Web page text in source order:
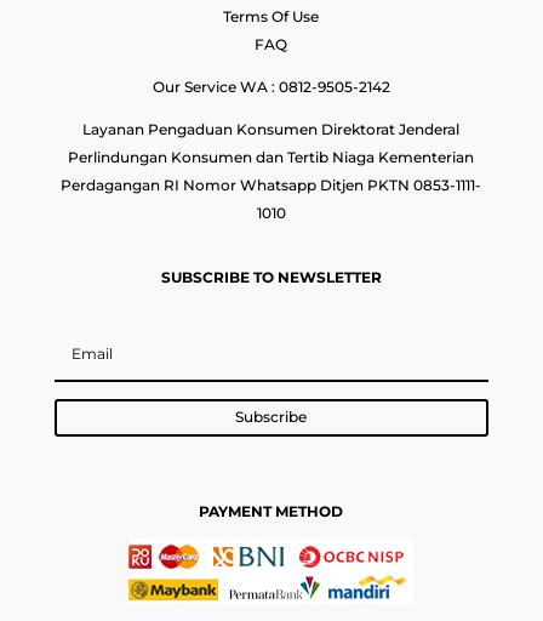
Terms Of Use
FAQ
Our Service WA : 0812-9505-2142
Layanan Pengaduan Konsumen Direktorat Jenderal
Perlindungan Konsumen dan Tertib Niaga Kementerian
Perdagangan RI Nomor Whatsapp Ditjen PKTN 0853-1111-
1010
SUBSCRIBE TO NEWSLETTER
Subscribe
PAYMENT METHOD